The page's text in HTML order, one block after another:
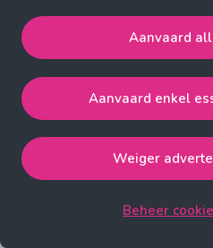
Aanvaard alle cookiesgaat
noodzakelijke, analytische,
cookies.
de strict noodzakelijke cookies.
Weiger advertentie cookies
Aanvaard
Aanvaard enkel
Weiger
Beheer